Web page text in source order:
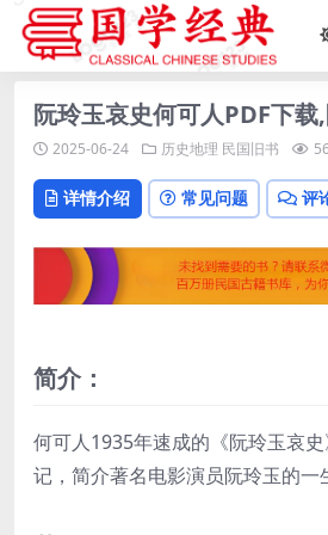
阮玲玉哀史何可人PDF下载
2025-06-24 历史地理 民国旧书 56
详情介绍 常见问题 评
简介：
何可人1935年速成的《阮玲玉哀
记，简介著名电影演员阮玲玉的一